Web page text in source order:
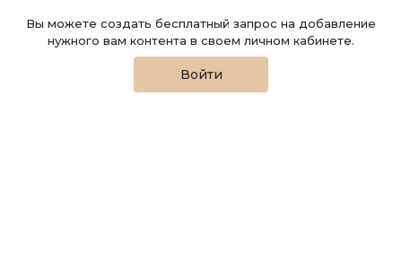
Вы можете создать бесплатный запрос на добавление
нужного вам контента в своем личном кабинете.
Войти